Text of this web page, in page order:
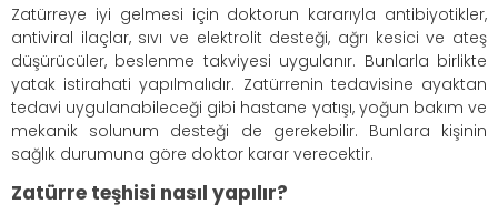
Zatürreye iyi gelmesi için doktorun kararıyla antibiyotikler,
antiviral ilaçlar, sıvı ve elektrolit desteği, ağrı kesici ve ateş
düşürücüler, beslenme takviyesi uygulanır. Bunlarla birlikte
yatak istirahati yapılmalıdır. Zatürrenin tedavisine ayaktan
tedavi uygulanabileceği gibi hastane yatışı, yoğun bakım ve
mekanik solunum desteği de gerekebilir. Bunlara kişinin
sağlık durumuna göre doktor karar verecektir.
Zatürre teşhisi nasıl yapılır?